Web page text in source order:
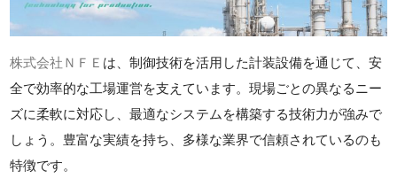
株式会社ＮＦＥ は、制御技術を活用した計装設備を通じて、安
全で効率的な工場運営を支えています。現場ごとの異なるニー
ズに柔軟に対応し、最適なシステムを構築する技術力が強みで
しょう。豊富な実績を持ち、多様な業界で信頼されているのも
特徴です。